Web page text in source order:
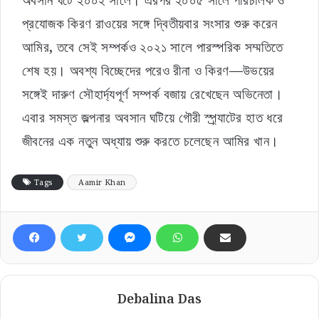
প্রযোজক কিরণ রাওয়ের সঙ্গে দ্বিতীয়বার সংসার শুরু করেন
আমির, তবে সেই সম্পর্কও ২০২১ সালে পারস্পরিক সম্মতিতে
শেষ হয়। অবশ্য বিচ্ছেদের পরেও রীনা ও কিরণ—উভয়ের
সঙ্গেই দারুণ সৌহার্দ্যপূর্ণ সম্পর্ক বজায় রেখেছেন অভিনেতা।
এবার সমস্ত জল্পনার অবসান ঘটিয়ে গৌরী স্প্র্যাটের হাত ধরে
জীবনের এক নতুন অধ্যায় শুরু করতে চলেছেন আমির খান।
Tags Aamir Khan
Debalina Das